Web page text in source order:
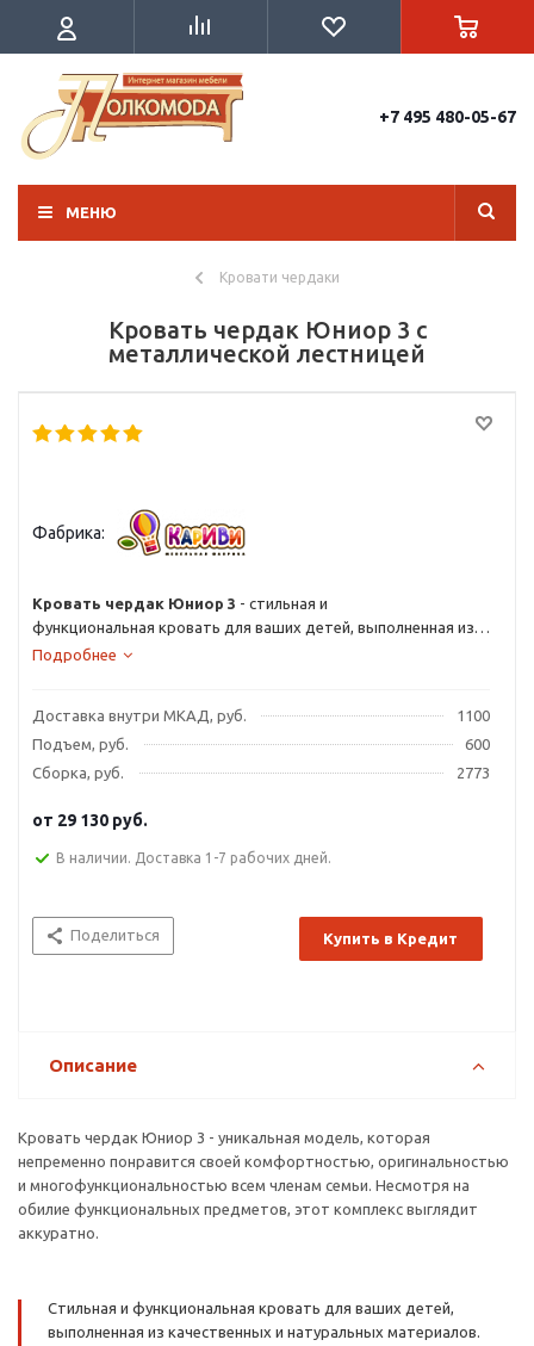
+7 495 480-05-67
МЕНЮ
Кровати чердаки
Кровать чердак Юниор 3 с
металлической лестницей
Фабрика:
Кровать чердак Юниор 3 - стильная и
функциональная кровать для ваших детей, выполненная из
качественных и натуральных материалов. Такая детская
удобное место для уроков и большой шкаф для одежды.
Подробнее
Доставка внутри МКАД, руб.
1100
Подъем, руб.
600
Сборка, руб.
2773
от 29 130 руб.
В наличии. Доставка 1-7 рабочих дней.
Поделиться Купить в Кредит
Описание
Кровать чердак Юниор 3 - уникальная модель, которая
непременно понравится своей комфортностью, оригинальностью
и многофункциональностью всем членам семьи. Несмотря на
обилие функциональных предметов, этот комплекс выглядит
аккуратно.
Стильная и функциональная кровать для ваших детей,
выполненная из качественных и натуральных материалов.